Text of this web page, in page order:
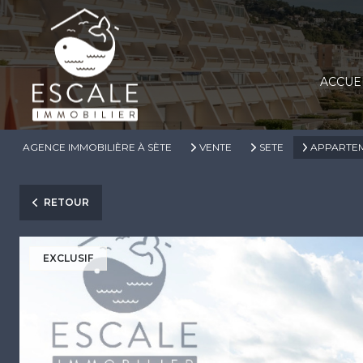
AGENCE IMMOBILIÈRE À SÈTE VENTE SETE
RETOUR
EXCLUSIF